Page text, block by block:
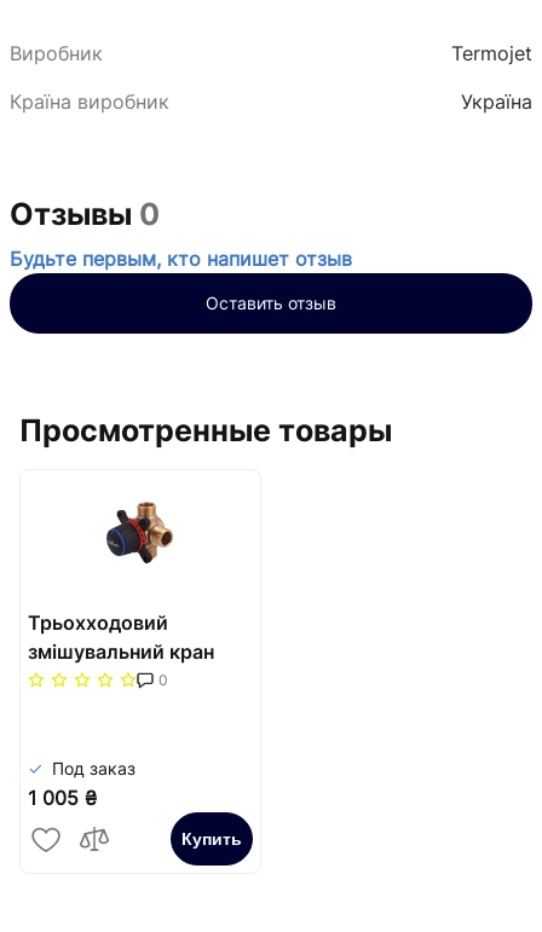
Виробник
Termojet
Країна виробник
Україна
Отзывы 0
Будьте первым, кто напишет отзыв
Оставить отзыв
Просмотренные товары
Трьохходовий
змішувальний кран
Termojet, DN20, kvs-
0
Под заказ
1 005 ₴
Купить